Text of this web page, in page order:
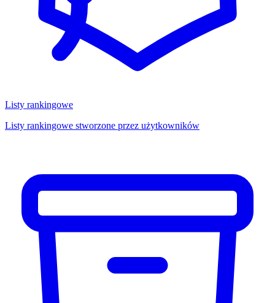
Listy rankingowe
Listy rankingowe stworzone przez użytkowników